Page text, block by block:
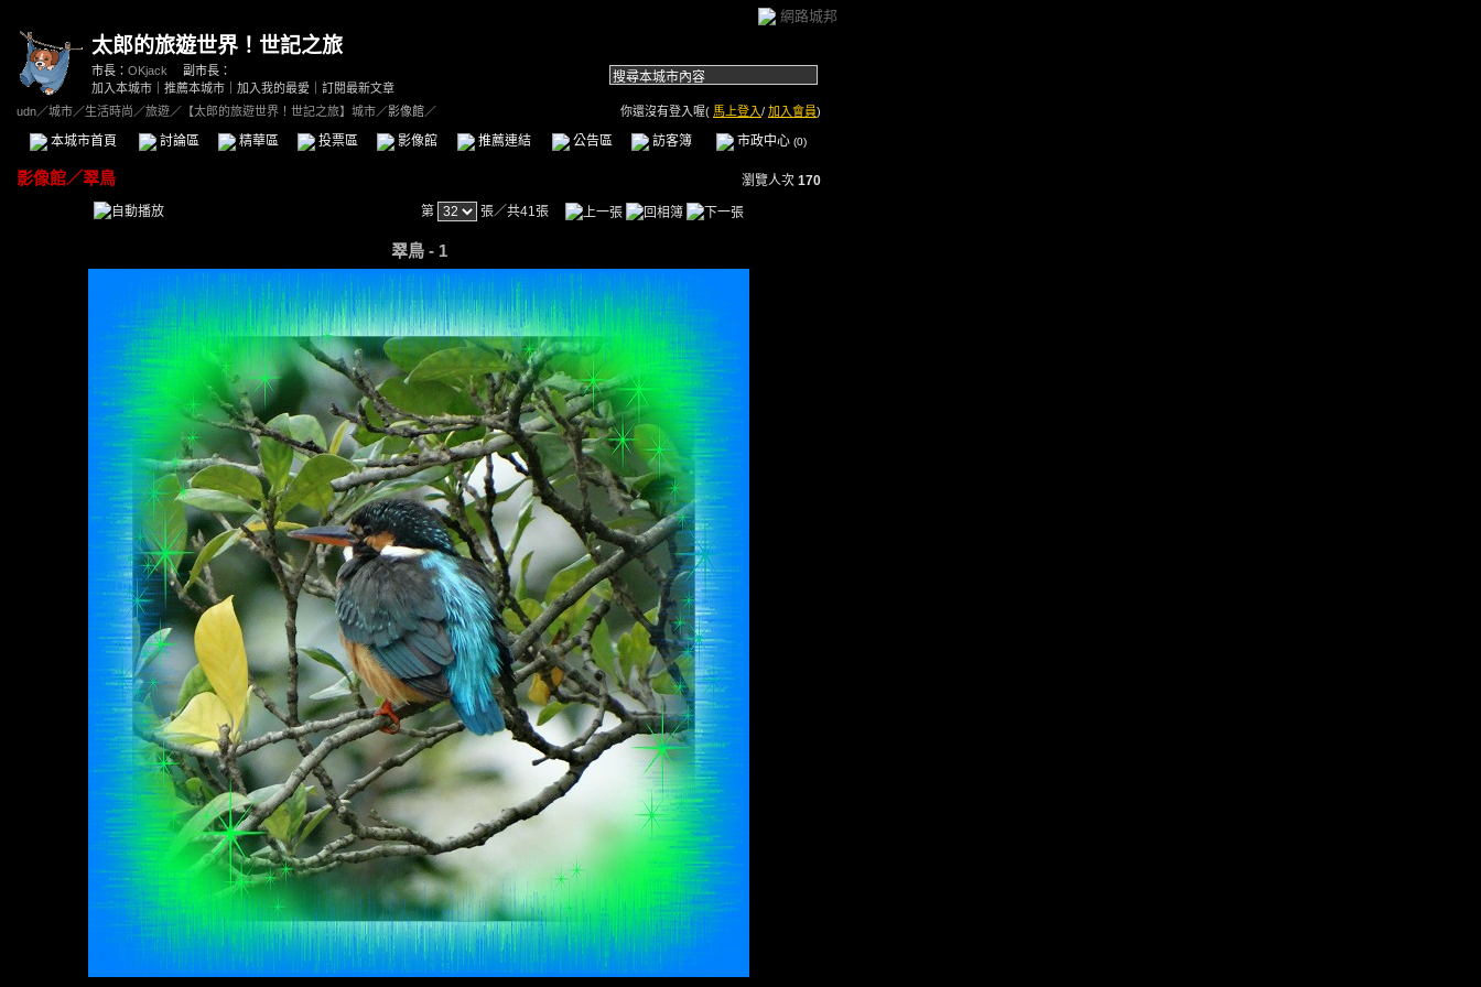
網路城邦
太郎的旅遊世界！世記之旅
市長： OKjack
副市長：
加入本城市
推薦本城市 加入我的最愛
訂閱最新文章
udn／城市／生活時尚 ／旅遊／ 【太郎的旅遊世界！世記之旅】城市／影像館／ 你還沒有登入喔( 馬上登入/ 加入會員)
本城市首頁 討論區 精華區 投票區 影像館 推薦連結 公告區 訪客簿 市政中心 (0)
影像館／翠鳥 瀏覽人次 170
第
張／共41張
翠鳥 - 1